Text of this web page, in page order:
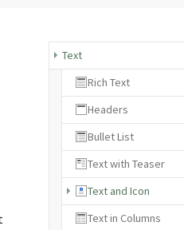
Text
Rich Text
Headers
Bullet List
Text with Teaser
Text and Icon
Text in Columns